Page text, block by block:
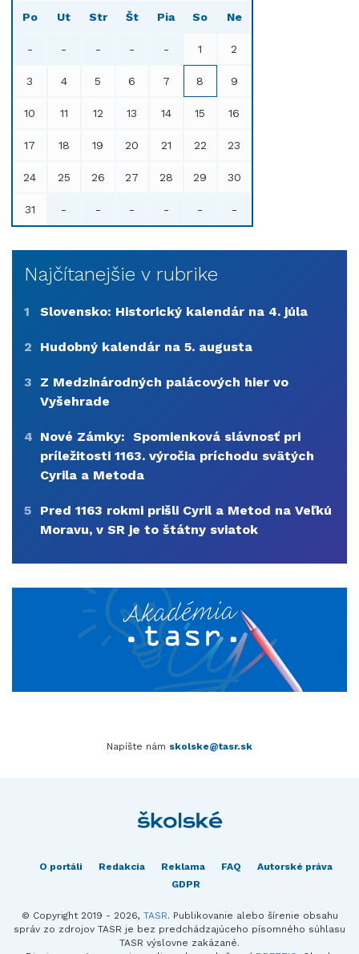
Po Ut Str Št Pia So Ne
- - - - - 1 2
3 4 5 6 7 8 9
10 11 12 13 14 15 16
17 18 19 20 21 22 23
24 25 26 27 28 29 30
31 - - - - - -
Najčítanejšie v rubrike
1 Slovensko: Historický kalendár na 4. júla
2 Hudobný kalendár na 5. augusta
3
Z Medzinárodných palácových hier vo
Vyšehrade
4 Nové Zámky: Spomienková slávnosť pri
príležitosti 1163. výročia príchodu svätých
Cyrila a Metoda
5
Pred 1163 rokmi prišli Cyril a Metod na Veľkú
Moravu, v SR je to štátny sviatok
Napíšte nám skolske@tasr.sk
O portáli Redakcia Reklama FAQ
Autorské práva
GDPR
© Copyright 2019 - 2026, TASR. Publikovanie alebo šírenie obsahu
správ zo zdrojov TASR je bez predchádzajúceho písomného súhlasu
TASR výslovne zakázané.